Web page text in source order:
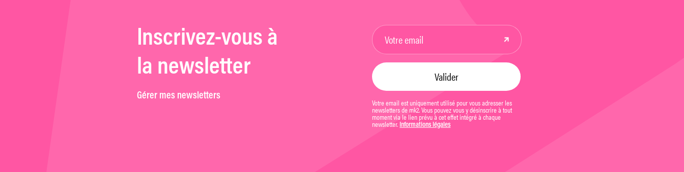
Inscrivez-vous à
la newsletter
Gérer mes newsletters
Votre email est uniquement utilisé pour vous adresser les
newsletters de mk2. Vous pouvez vous y désinscrire à tout
moment via le lien prévu à cet effet intégré à chaque
newsletter. Informations légales